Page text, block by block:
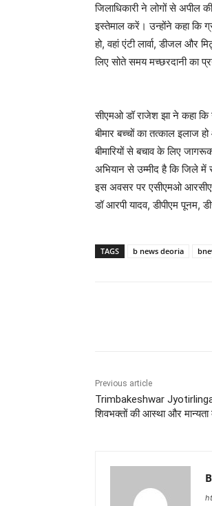
जिलाधिकारी ने लोगों से अपील
इस्तेमाल करें। उन्होंने कहा कि
हो, वहां एंटी लार्वा, डीजल और
लिए सोते समय मच्छरदानी का
सीएमओ डॉ राजेश झा ने कहा कि
बीमार बच्चों का तत्काल
बीमारियों से बचाव के लिए
अभियान से उम्मीद है कि जिले में
इस अवसर पर एसीएमओ आरसीएच
डॉ आरपी यादव, डीपीएम पूनम,
TAGS b news deoria
Previous article
Trimbakeshwar Jyotirlinga।
शिवभक्तों की आस्था और